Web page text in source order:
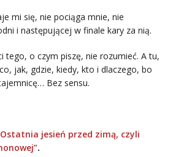
mi się, nie pociąga mnie, nie
i następującej w finale kary za nią.
tego, o czym piszę, nie rozumieć. A tu,
jak, gdzie, kiedy, kto i dlaczego, bo
Bez sensu.
jesień przed zimą, czyli
.